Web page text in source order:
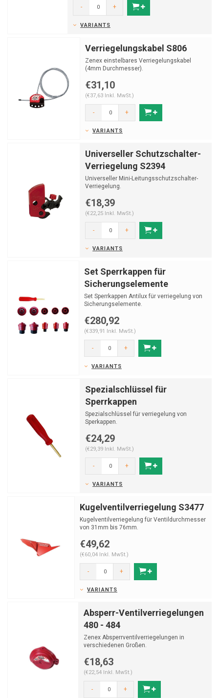
- +
VARIANTS
Verriegelungskabel S806
Zenex einstelbares Verriegelungskabel
(4mm Durchmesser).
€31,10
(€37,63 Inkl. MwSt.)
- +
VARIANTS
Universeller Schutzschalter-
Verriegelung S2394
Universeller Mini-Leitungsschutzschalter-
Verriegelung.
€18,39
(€22,25 Inkl. MwSt.)
- +
VARIANTS
Set Sperrkappen für
Sicherungselemente
Set Sperrkappen Antilux für verriegelung von
Sicherungselemente.
€280,92
(€339,91 Inkl. MwSt.)
- +
VARIANTS
Spezialschlüssel für
Sperrkappen
Spezialschlüssel für verriegelung von
Sperkappen.
€24,29
(€29,39 Inkl. MwSt.)
- +
VARIANTS
Kugelventilverriegelung S3477
Kugelventilverriegelung für Ventildurchmesser
von 31mm bis 76mm.
€49,62
(€60,04 Inkl. MwSt.)
- +
VARIANTS
Absperr-Ventilverriegelungen
480 - 484
Zenex Absperrventilverriegelungen in
verschiedenen Großen.
€18,63
(€22,54 Inkl. MwSt.)
- +